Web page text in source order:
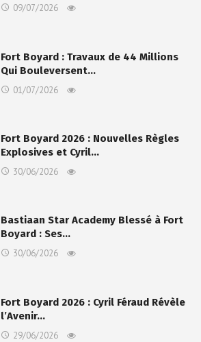
09/07/2026
Fort Boyard : Travaux de 44 Millions
Qui Bouleversent…
01/07/2026
Fort Boyard 2026 : Nouvelles Règles
Explosives et Cyril…
30/06/2026
Bastiaan Star Academy Blessé à Fort
Boyard : Ses…
30/06/2026
Fort Boyard 2026 : Cyril Féraud Révèle
l’Avenir…
29/06/2026